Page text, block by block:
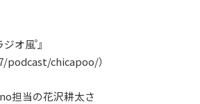
オ風 ゚』
chicapoo/）
担当の花沢耕太さ